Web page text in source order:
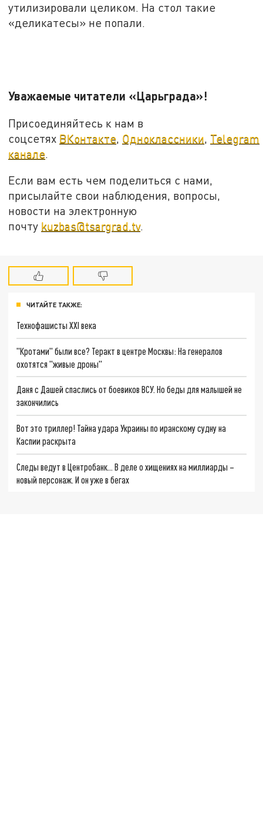
утилизировали целиком. На стол такие
«деликатесы» не попали.
Уважаемые читатели «Царьграда»!
Присоединяйтесь к нам в
соцсетях ВКонтакте Одноклассники Telegram
канале
Если вам есть чем поделиться с нами,
присылайте свои наблюдения, вопросы,
новости на электронную
почту kuzbas@tsargrad.tv.
ЧИТАЙТЕ ТАКЖЕ:
Технофашисты XXI века
"Кротами" были все? Теракт в центре Москвы: На генералов
охотятся "живые дроны"
Даня с Дашей спаслись от боевиков ВСУ. Но беды для малышей не
закончились
Вот это триллер! Тайна удара Украины по иранскому судну на
Каспии раскрыта
Следы ведут в Центробанк… В деле о хищениях на миллиарды –
новый персонаж. И он уже в бегах